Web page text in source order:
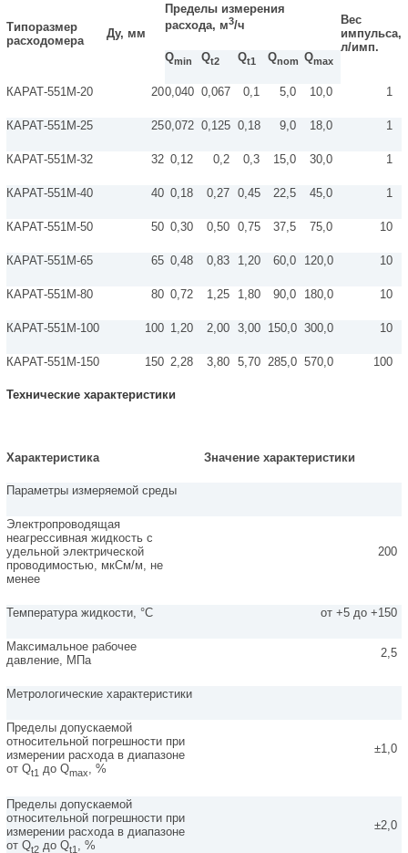
Типоразмер
расходомера
Ду, мм
Пределы измерения
расхода, м3/ч
Вес
импульса,
л/имп.
Qmin Qt2 Qt1 Qnom Qmax
КАРАТ-551М-20 200,040 0,067 0,1 5,0 10,0 1
КАРАТ-551М-25 250,072 0,125 0,18 9,0 18,0 1
КАРАТ-551М-32 32 0,12 0,2 0,3 15,0 30,0 1
КАРАТ-551М-40 40 0,18 0,27 0,45 22,5 45,0 1
КАРАТ-551М-50 50 0,30 0,50 0,75 37,5 75,0 10
КАРАТ-551М-65 65 0,48 0,83 1,20 60,0 120,0 10
КАРАТ-551М-80 80 0,72 1,25 1,80 90,0 180,0 10
КАРАТ-551М-100 100 1,20 2,00 3,00 150,0 300,0 10
КАРАТ-551М-150 150 2,28 3,80 5,70 285,0 570,0 100
Технические характеристики
Характеристика Значение характеристики
Параметры измеряемой среды
Электропроводящая
неагрессивная жидкость с
удельной электрической
проводимостью, мкСм/м, не
менее
200
Температура жидкости, °С от +5 до +150
Максимальное рабочее
давление, МПа
2,5
Метрологические характеристики
Пределы допускаемой
относительной погрешности при
измерении расхода в диапазоне
от Qt1 до Qmax , %
±1,0
Пределы допускаемой
относительной погрешности при
измерении расхода в диапазоне
от Qt2до Qt1 , %
±2,0